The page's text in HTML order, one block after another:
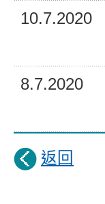
10.7.2020
8.7.2020
返回